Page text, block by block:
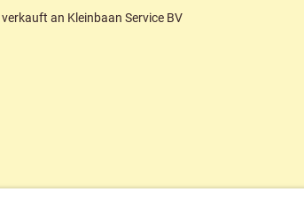
verkauft an Kleinbaan Service BV